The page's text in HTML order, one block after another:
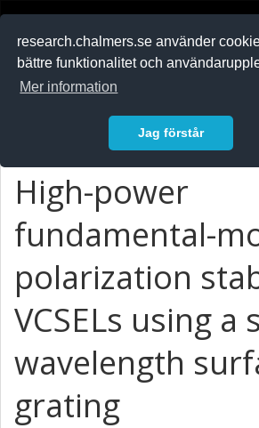
research.chalmers.se använder
bättre funktionalitet och
Mer information
Jag förstår
High-power
fundamental-
polarization
VCSELs using a
wavelength
grating